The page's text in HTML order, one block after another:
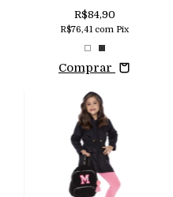
R$84,90
R$76,41 com Pix
Comprar